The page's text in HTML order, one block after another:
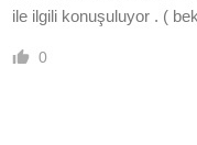
ile ilgili konuşuluyor . (
0